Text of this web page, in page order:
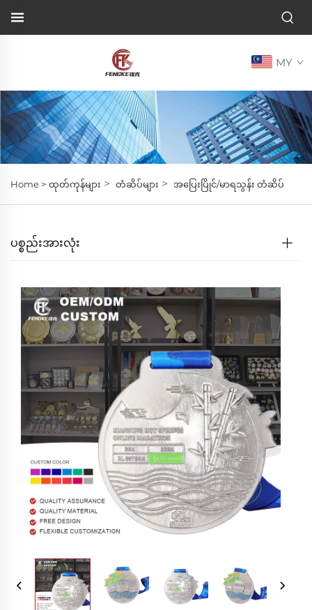
MY
Home > ထုတ်ကုန်များ > တံဆိပ်များ > အပြေးပြိုင်/မာရသွန်း တံဆိပ်
ပစ္စည်းအားလုံး